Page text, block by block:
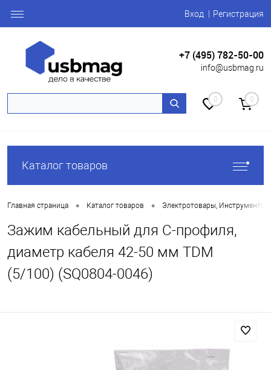
Вход Регистрация
+7 (495) 782-50-00
info@usbmag.ru
0 0
Каталог товаров
Главная страница • Каталог товаров • Электротовары, Инструменты
Зажим кабельный для С-профиля,
диаметр кабеля 42-50 мм TDM
(5/100) (SQ0804-0046)